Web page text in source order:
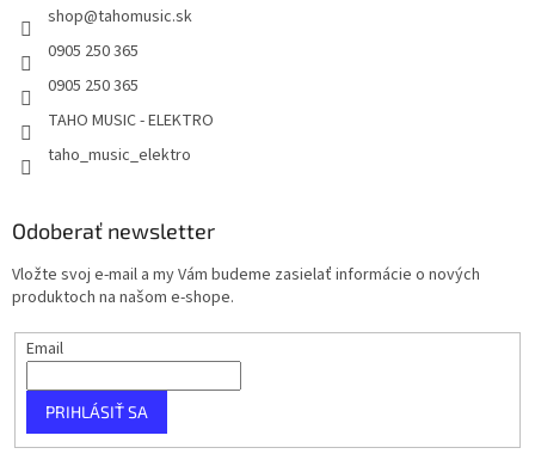
shop@tahomusic.sk
0905 250 365
0905 250 365
TAHO MUSIC - ELEKTRO
taho_music_elektro
Odoberať newsletter
Vložte svoj e-mail a my Vám budeme zasielať informácie o nových
produktoch na našom e-shope.
Email
PRIHLÁSIŤ SA